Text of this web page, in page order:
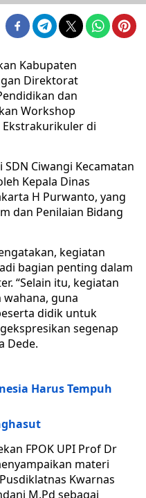
Kabupaten
Direktorat
dan
Workshop
Ekstrakurikuler di
Ciwangi Kecamatan
Kepala Dinas
H Purwanto, yang
dan Penilaian Bidang
kegiatan
bagian penting dalam
“Selain itu, kegiatan
guna
didik untuk
segenap
Dede.
Harus Tempuh
FPOK UPI Prof Dr
materi
Kwarnas
M.Pd sebagai